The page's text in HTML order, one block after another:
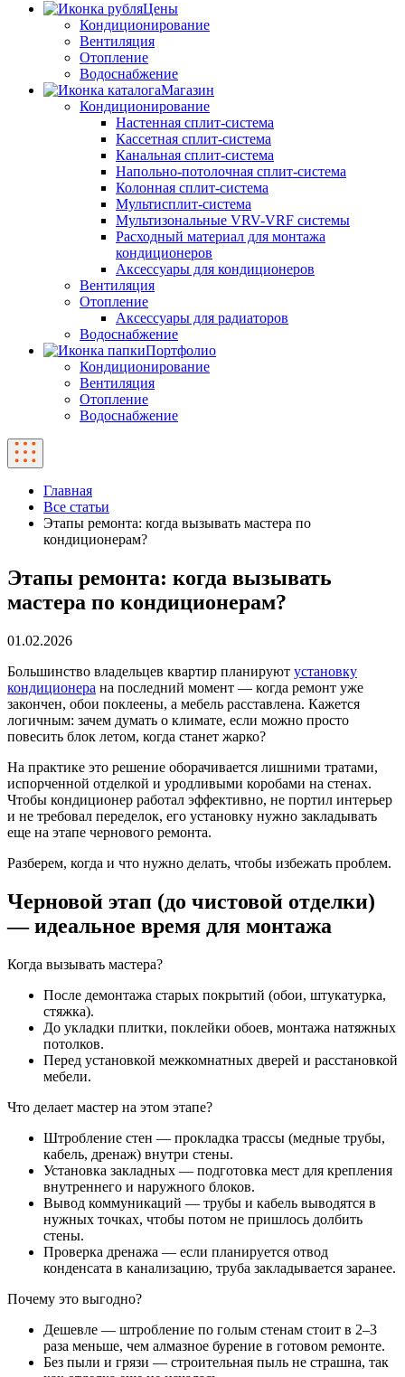
Цены
Кондиционирование
Вентиляция
Отопление
Водоснабжение
Магазин
Кондиционирование
Настенная сплит-система
Кассетная сплит-система
Канальная сплит-система
Напольно-потолочная сплит-система
Колонная сплит-система
Мультисплит-система
Мультизональные VRV-VRF системы
Расходный материал для монтажа
кондиционеров
Аксессуары для кондиционеров
Вентиляция
Отопление
Аксессуары для радиаторов
Водоснабжение
Портфолио
Кондиционирование
Вентиляция
Отопление
Водоснабжение
Главная
Все статьи
Этапы ремонта: когда вызывать мастера по
кондиционерам?
Этапы ремонта: когда вызывать
мастера по кондиционерам?
01.02.2026
Большинство владельцев квартир планируют установку
кондиционера на последний момент — когда ремонт уже
закончен, обои поклеены, а мебель расставлена. Кажется
логичным: зачем думать о климате, если можно просто
повесить блок летом, когда станет жарко?
На практике это решение оборачивается лишними тратами,
испорченной отделкой и уродливыми коробами на стенах.
Чтобы кондиционер работал эффективно, не портил интерьер
и не требовал переделок, его установку нужно закладывать
еще на этапе чернового ремонта.
Разберем, когда и что нужно делать, чтобы избежать проблем.
Черновой этап (до чистовой отделки)
— идеальное время для монтажа
Когда вызывать мастера?
После демонтажа старых покрытий (обои, штукатурка,
стяжка).
До укладки плитки, поклейки обоев, монтажа натяжных
потолков.
Перед установкой межкомнатных дверей и расстановкой
мебели.
Что делает мастер на этом этапе?
Штробление стен — прокладка трассы (медные трубы,
кабель, дренаж) внутри стены.
Установка закладных — подготовка мест для крепления
внутреннего и наружного блоков.
Вывод коммуникаций — трубы и кабель выводятся в
нужных точках, чтобы потом не пришлось долбить
стены.
Проверка дренажа — если планируется отвод
конденсата в канализацию, труба закладывается заранее.
Почему это выгодно?
Дешевле — штробление по голым стенам стоит в 2–3
раза меньше, чем алмазное бурение в готовом ремонте.
Без пыли и грязи — строительная пыль не страшна, так